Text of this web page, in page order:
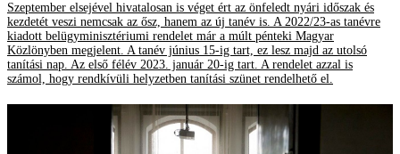
Szeptember elsejével hivatalosan is véget ért az önfeledt nyári időszak és
kezdetét veszi nemcsak az ősz, hanem az új tanév is. A 2022/23-as tanévre
kiadott belügyminisztériumi rendelet már a múlt pénteki Magyar
Közlönyben megjelent. A tanév június 15-ig tart, ez lesz majd az utolsó
tanítási nap. Az első félév 2023. január 20-ig tart. A rendelet azzal is
számol, hogy rendkívüli helyzetben tanítási szünet rendelhető el.